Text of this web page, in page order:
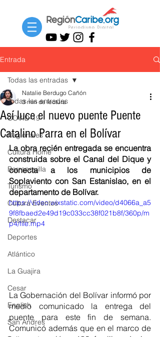
Entrada
Todas las entradas
COVID-19
Regionales
Cultura Home
Barranquilla
Turismo
Cultura Eventos
Destacar
Deportes
Atlántico
La Guajira
Cesar
English
San Andres
Todas las entradas
Así luce el nuevo puente Puente
Catalino Parra en el Bolívar
Natalie Berdugo Cañón
3 min de lectura
La obra recién entregada se encuentra
construida sobre el Canal del Dique y
conecta a los municipios de
Soplaviento con San Estanislao, en el
departamento de Bolívar.
https://video.wixstatic.com/video/d4066a_a5
9f8fbaed2e49d19c033cc38f021b8f/360p/m
p4/file.mp4
La Gobernación del Bolívar informó por
medio comunicado la entrega del
puente para este fin de semana.
Comunicó además que en el marco de